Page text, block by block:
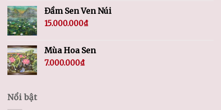
Đầm Sen Ven Núi
15.000.000₫
Mùa Hoa Sen
7.000.000₫
Nổi bật